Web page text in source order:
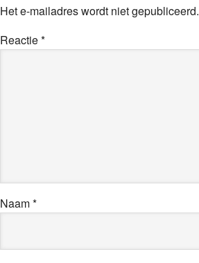
Het e-mailadres wordt niet gepubliceerd.
Reactie*
Naam*